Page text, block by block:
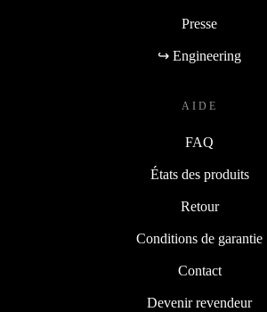
Presse
↪ Engineering
AIDE
FAQ
États des produits
Retour
Conditions de garantie
Contact
Devenir revendeur